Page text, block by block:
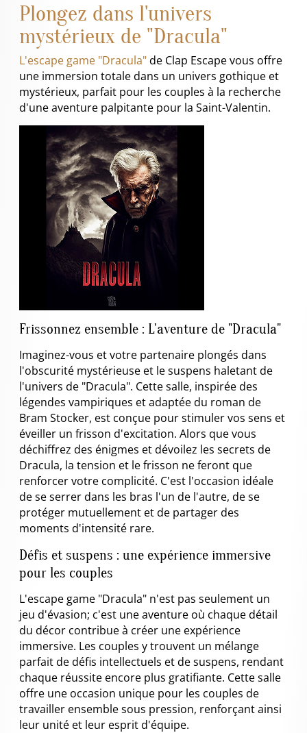
Plongez dans l'univers
mystérieux de "Dracula"
L'escape game "Dracula"de Clap Escape vous offre
une immersion totale dans un univers gothique et
mystérieux, parfait pour les couples à la recherche
d'une aventure palpitante pour la Saint-Valentin.
Frissonnez ensemble : L'aventure de "Dracula"
Imaginez-vous et votre partenaire plongés dans
l'obscurité mystérieuse et le suspens haletant de
l'univers de "Dracula". Cette salle, inspirée des
légendes vampiriques et adaptée du roman de
Bram Stocker, est conçue pour stimuler vos sens et
éveiller un frisson d'excitation. Alors que vous
déchiffrez des énigmes et dévoilez les secrets de
Dracula, la tension et le frisson ne feront que
renforcer votre complicité. C'est l'occasion idéale
de se serrer dans les bras l'un de l'autre, de se
protéger mutuellement et de partager des
moments d'intensité rare.
Défis et suspens : une expérience immersive
pour les couples
L'escape game "Dracula" n'est pas seulement un
jeu d'évasion; c'est une aventure où chaque détail
du décor contribue à créer une expérience
immersive. Les couples y trouvent un mélange
parfait de défis intellectuels et de suspens, rendant
chaque réussite encore plus gratifiante. Cette salle
offre une occasion unique pour les couples de
travailler ensemble sous pression, renforçant ainsi
leur unité et leur esprit d'équipe.